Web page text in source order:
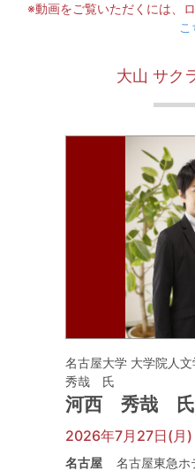
※動画をご覧いただくには、
こ
大山 サク
名古屋大学 大学院人
秀哉 氏
河西 秀哉 氏
2026年7月27日(月)
名古屋
名古屋東急